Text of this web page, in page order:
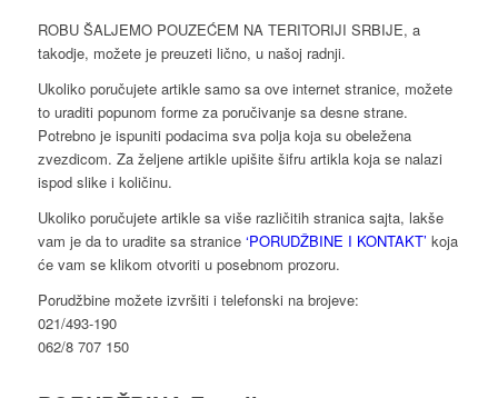
ROBU ŠALJEMO POUZEĆEM NA TERITORIJI SRBIJE, a
takodje, možete je preuzeti lično, u našoj radnji.
Ukoliko poručujete artikle samo sa ove internet stranice, možete
to uraditi popunom forme za poručivanje sa desne strane.
Potrebno je ispuniti podacima sva polja koja su obeležena
zvezdicom. Za željene artikle upišite šifru artikla koja se nalazi
ispod slike i količinu.
Ukoliko poručujete artikle sa više različitih stranica sajta, lakše
vam je da to uradite sa stranice ‘PORUDŽBINE I KONTAKT’ koja
će vam se klikom otvoriti u posebnom prozoru.
Porudžbine možete izvršiti i telefonski na brojeve:
021/493-190
062/8 707 150